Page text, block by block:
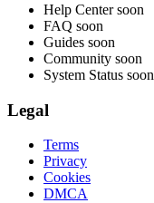
Help Center soon
FAQ soon
Guides soon
Community soon
System Status soon
Legal
Terms
Privacy
Cookies
DMCA